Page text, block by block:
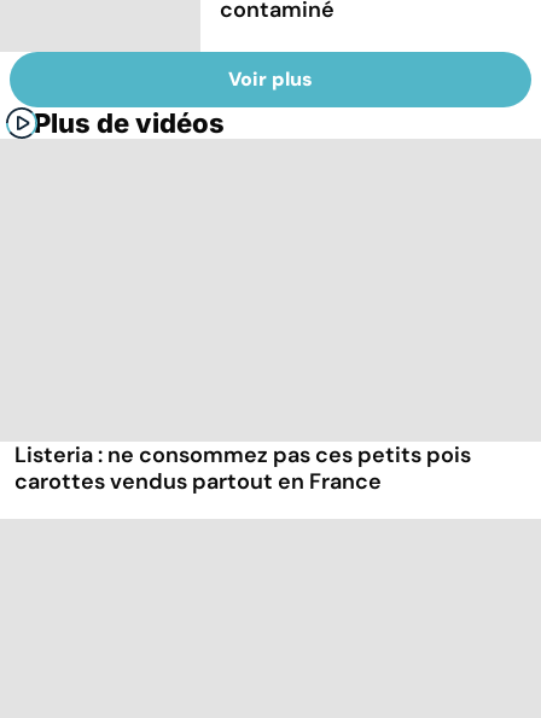
contaminé
Voir plus
Plus de vidéos
Listeria : ne consommez pas ces petits pois
carottes vendus partout en France